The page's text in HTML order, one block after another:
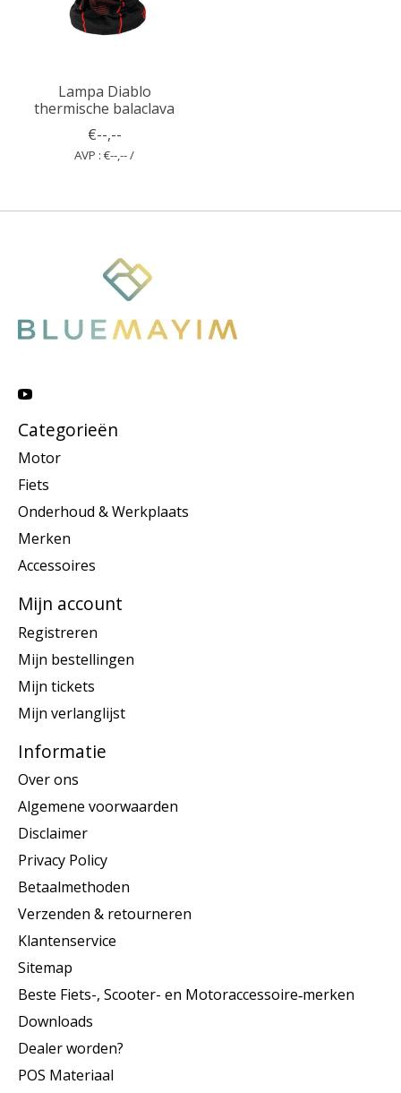
Lampa Diablo
thermische balaclava
€--,--
AVP : €--,-- /
Categorieën
Motor
Fiets
Onderhoud & Werkplaats
Merken
Accessoires
Mijn account
Registreren
Mijn bestellingen
Mijn tickets
Mijn verlanglijst
Informatie
Over ons
Algemene voorwaarden
Disclaimer
Privacy Policy
Betaalmethoden
Verzenden & retourneren
Klantenservice
Sitemap
Beste Fiets-, Scooter- en Motoraccessoire‑merken
Downloads
Dealer worden?
POS Materiaal